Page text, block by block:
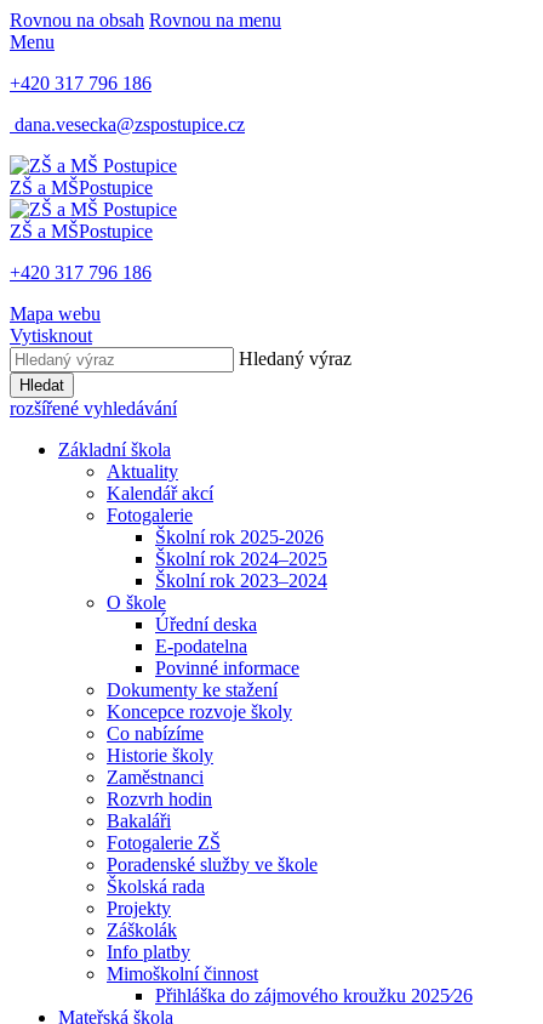
Rovnou na obsah Rovnou na menu
Menu
+420 317 796 186
dana.vesecka@zspostupice.cz
ZŠ a MŠPostupice
ZŠ a MŠPostupice
+420 317 796 186
Mapa webu
Vytisknout
Hledaný výraz
Hledat
rozšířené vyhledávání
Základní škola
Aktuality
Kalendář akcí
Fotogalerie
Školní rok 2025-2026
Školní rok 2024–2025
Školní rok 2023–2024
O škole
Úřední deska
E-podatelna
Povinné informace
Dokumenty ke stažení
Koncepce rozvoje školy
Co nabízíme
Historie školy
Zaměstnanci
Rozvrh hodin
Bakaláři
Fotogalerie ZŠ
Poradenské služby ve škole
Školská rada
Projekty
Záškolák
Info platby
Mimoškolní činnost
Přihláška do zájmového kroužku 2025⁄26
Mateřská škola